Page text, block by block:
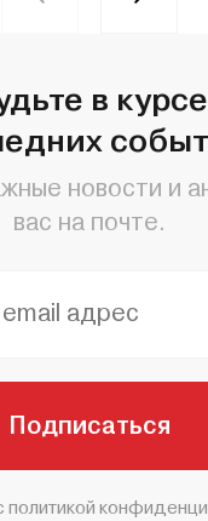
в курсе
новости и
вас на почте.
Подписаться
политикой